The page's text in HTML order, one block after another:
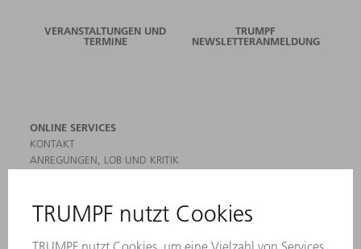
VERANSTALTUNGEN UND
TERMINE
TRUMPF
NEWSLETTERANMELDUNG
ONLINE SERVICES
KONTAKT
ANREGUNGEN, LOB UND KRITIK
NEWSLETTER-ANMELDUNG
MYTRUMPF
SICHERHEITSDATENBLÄTTER